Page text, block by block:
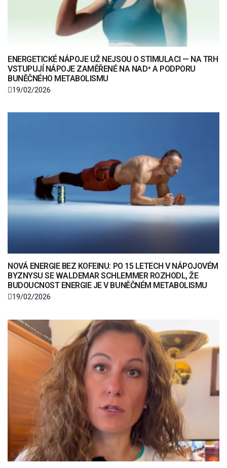
ENERGETICKÉ NÁPOJE UŽ NEJSOU O STIMULACI — NA TRH
VSTUPUJÍ NÁPOJE ZAMĚŘENÉ NA NAD⁺ A PODPORU
BUNĚČNÉHO METABOLISMU
19/02/2026
NOVÁ ENERGIE BEZ KOFEINU: PO 15 LETECH V NÁPOJOVÉM
BYZNYSU SE WALDEMAR SCHLEMMER ROZHODL, ŽE
BUDOUCNOST ENERGIE JE V BUNĚČNÉM METABOLISMU
19/02/2026